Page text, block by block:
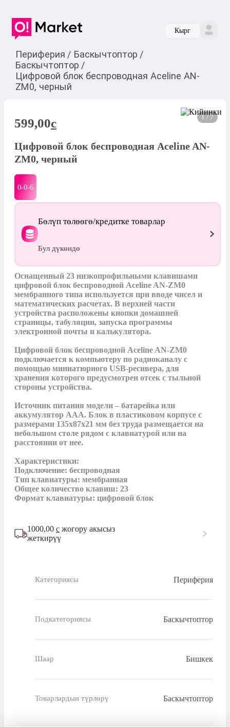
Кырг
Периферия / Баскычтоптор /
Баскычтоптор /
Цифровой блок беспроводная Aceline AN-
ZM0, черный
1 / 7
599,00c
Цифровой блок беспроводная Aceline AN-
ZM0, черный
0-0-6
Бөлүп төлөөгө/кредитке товарлар
Бул дүкөндө
Оснащенный 23 низкопрофильными клавишами
цифровой блок беспроводной Aceline AN-ZM0
мембранного типа используется при вводе чисел и
математических расчетах. В верхней части
устройства расположены кнопки домашней
страницы, табуляции, запуска программы
электронной почты и калькулятора.
Цифровой блок беспроводной Aceline AN-ZM0
подключается к компьютеру по радиоканалу с
помощью миниатюрного USB-ресивера, для
хранения которого предусмотрен отсек с тыльной
стороны устройства.
Источник питания модели – батарейка или
аккумулятор AAA. Блок в пластиковом корпусе с
размерами 135x87x21 мм без труда размещается на
небольшом столе рядом с клавиатурой или на
расстоянии от нее.
Характеристики:
Подключение: беспроводная
Тип клавиатуры: мембранная
Общее количество клавиш: 23
Формат клавиатуры: цифровой блок
1000,00 с жогору акысыз
жеткирүү
Категориясы Периферия
Подкатегориясы Баскычтоптор
Шаар Бишкек
Товарлардын түрлөрү Баскычтоптор